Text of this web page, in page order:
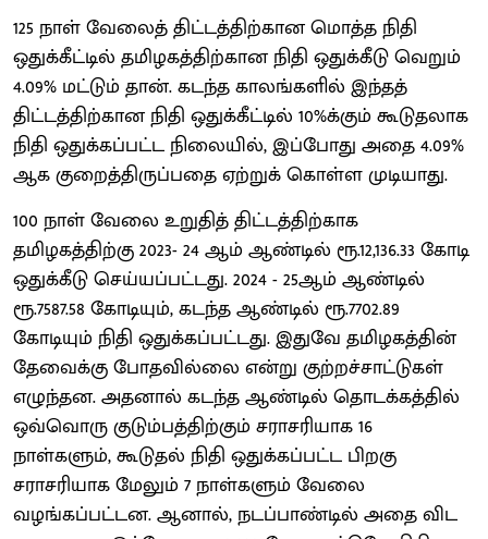
125 நாள் வேலைத் திட்டத்திற்கான மொத்த நிதி
ஒதுக்கீட்டில் தமிழகத்திற்கான நிதி ஒதுக்கீடு வெறும்
4.09% மட்டும் தான். கடந்த காலங்களில் இந்தத்
திட்டத்திற்கான நிதி ஒதுக்கீட்டில் 10%க்கும் கூடுதலாக
நிதி ஒதுக்கப்பட்ட நிலையில், இப்போது அதை 4.09%
ஆக குறைத்திருப்பதை ஏற்றுக் கொள்ள முடியாது.
100 நாள் வேலை உறுதித் திட்டத்திற்காக
தமிழகத்திற்கு 2023- 24 ஆம் ஆண்டில் ரூ.12,136.33 கோடி
ஒதுக்கீடு செய்யப்பட்டது. 2024 - 25ஆம் ஆண்டில்
ரூ.7587.58 கோடியும், கடந்த ஆண்டில் ரூ.7702.89
கோடியும் நிதி ஒதுக்கப்பட்டது. இதுவே தமிழகத்தின்
தேவைக்கு போதவில்லை என்று குற்றச்சாட்டுகள்
எழுந்தன. அதனால் கடந்த ஆண்டில் தொடக்கத்தில்
ஒவ்வொரு குடும்பத்திற்கும் சராசரியாக 16
நாள்களும், கூடுதல் நிதி ஒதுக்கப்பட்ட பிறகு
சராசரியாக மேலும் 7 நாள்களும் வேலை
வழங்கப்பட்டன. ஆனால், நடப்பாண்டில் அதை விட